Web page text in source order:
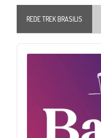
REDE TREK BRASILIS
Audio
Player